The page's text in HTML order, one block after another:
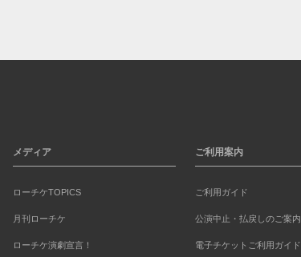
メディア
ローチケTOPICS
月刊ローチケ
ローチケ演劇宣言！
ご利用案内
ご利用ガイド
公演中止・払戻しのご案内
電子チケットご利用ガイド